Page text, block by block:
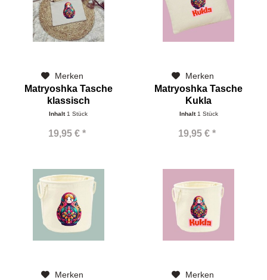
Merken
Matryoshka Tasche
klassisch
Inhalt 1 Stück
19,95 € *
Merken
Matryoshka Tasche
Kukla
Inhalt 1 Stück
19,95 € *
Merken Merken